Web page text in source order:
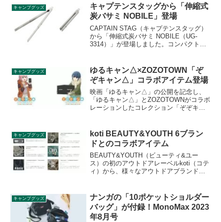
キャンプグッズ
キャプテンスタッグから「伸縮式
炭バサミ NOBILE」登場
CAPTAIN STAG（キャプテンスタッグ）
から「伸縮式炭バサミ NOBILE（UG-
3314）」が登場しました。コンパクトに
す。ボタンを押してスライドするだけで
簡単に伸縮可能で、独自設計のロックシ
ステムを採用しています。詳細をレビュ
ーします。
キャンプグッズ
ゆるキャン△×ZOZOTOWN「ぞ
ぞキャン△」コラボアイテム登場
映画「ゆるキャン△」の公開を記念し、
「ゆるキャン△」とZOZOTOWNがコラボ
レーションしたコレクション「ぞぞキャ
Manhattan Portageなどとのコラボアイテ
ムも登場します。詳細をレビューしま
す。
キャンプグッズ
koti BEAUTY&YOUTH 6ブラン
ドとのコラボアイテム
BEAUTY&YOUTH（ビューティ&ユー
ス）の初のアウトドアレーベルkoti（コテ
ィ）から、様々なアウトドアブランドと
と。各アイテムの詳細をレビューしま
す。
キャンプグッズ
ナンガの「10ポケットショルダー
バッグ」が付録！MonoMax 2023
年8月号